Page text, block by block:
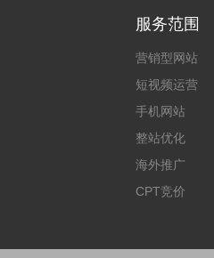
服务范围
营销型网站
短视频运营
手机网站
整站优化
海外推广
CPT竞价